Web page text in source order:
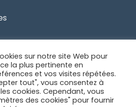
Nos Avis
sur notre site Web pour
la plus pertinente en
et vos visites répétées.
tout", vous consentez à
cookies. Cependant, vous
des cookies" pour fournir